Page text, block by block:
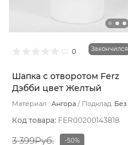
0 Закончился
Шапка с отворотом Ferz
Дэбби цвет Желтый
Материал : Ангора Подклад: Без
Код товара: FER00200143818
3 399Руб. -50%